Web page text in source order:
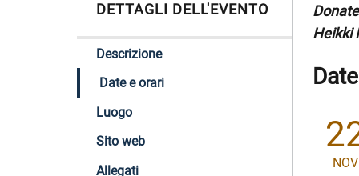
DETTAGLI DELL'EVENTO
Descrizione
Date e orari
Luogo
Sito web
Allegati
Heikki
NOV